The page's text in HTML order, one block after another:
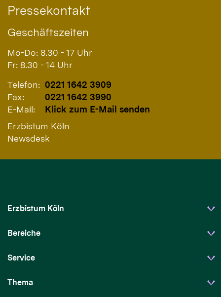
Pressekontakt
Geschäftszeiten
Mo-Do: 8.30 - 17 Uhr
Fr: 8.30 - 14 Uhr
Telefon: 0221 1642 3909
Fax:
0221 1642 3990
E-Mail:
Klick zum E-Mail senden
Erzbistum Köln
Newsdesk
Erzbistum Köln
Bereiche
Service
Thema